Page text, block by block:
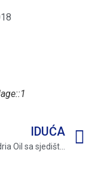
IDUĆA
Tvrtka Adria Oil sa sjedištem u Rijeci darovala HVIDRI novi TV prijemnik